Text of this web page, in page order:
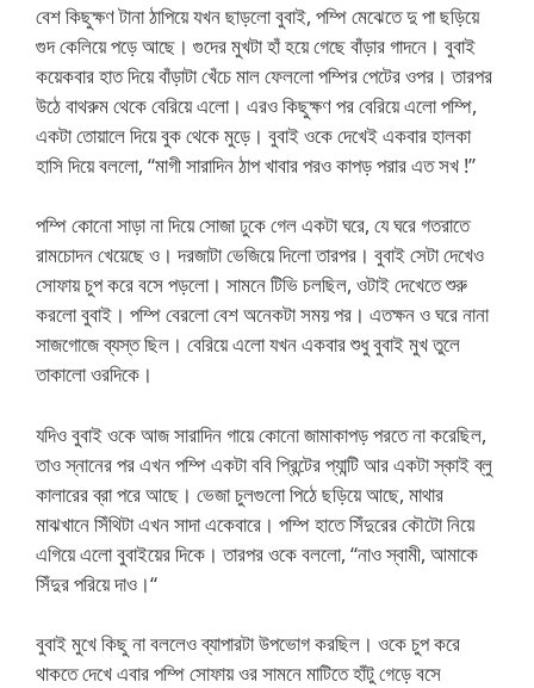
বেশ কিছুক্ষণ টানা ঠাপিয়ে যখন ছাড়লো বুবাই, পম্পি মেঝেতে দু পা ছড়িয়ে
গুদ কেলিয়ে পড়ে আছে। গুদের মুখটা হাঁ হয়ে গেছে বাঁড়ার গাদনে। বুবাই
কয়েকবার হাত দিয়ে বাঁড়াটা খেঁচে মাল ফেললো পম্পির পেটের ওপর। তারপর
উঠে বাথরুম থেকে বেরিয়ে এলো। এরও কিছুক্ষণ পর বেরিয়ে এলো পম্পি,
একটা তোয়ালে দিয়ে বুক থেকে মুড়ে। বুবাই ওকে দেখেই একবার হালকা
হাসি দিয়ে বললো, “মাগী সারাদিন ঠাপ খাবার পরও কাপড় পরার এত সখ !”
পম্পি কোনো সাড়া না দিয়ে সোজা ঢুকে গেল একটা ঘরে, যে ঘরে গতরাতে
রামচোদন খেয়েছে ও। দরজাটা ভেজিয়ে দিলো তারপর। বুবাই সেটা দেখেও
সোফায় চুপ করে বসে পড়লো। সামনে টিভি চলছিল, ওটাই দেখেতে শুরু
করলো বুবাই। পম্পি বেরলো বেশ অনেকটা সময় পর। এতক্ষন ও ঘরে নানা
সাজগোজে ব্যস্ত ছিল। বেরিয়ে এলো যখন একবার শুধু বুবাই মুখ তুলে
তাকালো ওরদিকে।
যদিও বুবাই ওকে আজ সারাদিন গায়ে কোনো জামাকাপড় পরতে না করেছিল,
তাও স্নানের পর এখন পম্পি একটা ববি প্রিন্টের প্যান্টি আর একটা স্কাই ব্লু
কালারের ব্রা পরে আছে। ভেজা চুলগুলো পিঠে ছড়িয়ে আছে, মাথার
মাঝখানে সিঁথিটা এখন সাদা একেবারে। পম্পি হাতে সিঁদুরের কৌটো নিয়ে
এগিয়ে এলো বুবাইয়ের দিকে। তারপর ওকে বললো, “নাও স্বামী, আমাকে
সিঁদুর পরিয়ে দাও।“
বুবাই মুখে কিছু না বললেও ব্যাপারটা উপভোগ করছিল। ওকে চুপ করে
থাকতে দেখে এবার পম্পি সোফায় ওর সামনে মাটিতে হাঁটু গেড়ে বসে